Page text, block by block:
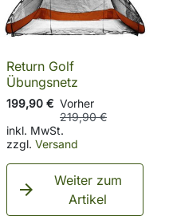
Return Golf
Übungsnetz
199,90 € Vorher
219,90 €
inkl. MwSt.
zzgl. Versand

Weiter zum
Artikel